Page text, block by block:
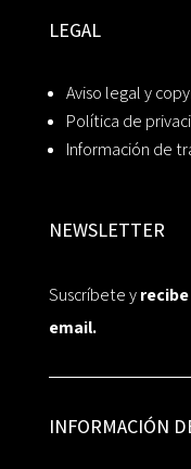
LEGAL
Aviso legal y
Política de
Información de
NEWSLETTER
Suscríbete y
email.
INFORMACIÓN